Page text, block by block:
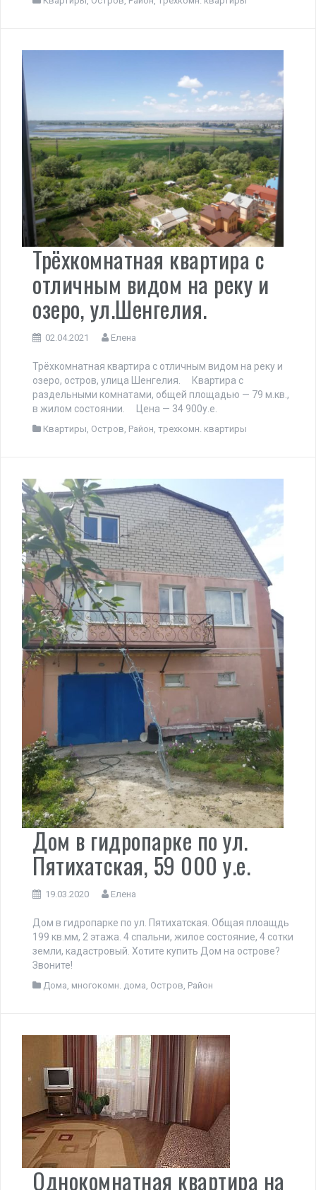
Трёхкомнатная квартира с
отличным видом на реку и
озеро, ул.Шенгелия.
02.04.2021 Елена
Трёхкомнатная квартира с отличным видом на реку и
озеро, остров, улица Шенгелия. ⠀ Квартира с
раздельными комнатами, общей площадью — 79 м.кв.,
в жилом состоянии. ⠀ Цена — 34 900у.е.
Квартиры, Остров, Район, трехкомн. квартиры
Дом в гидропарке по ул.
Пятихатская, 59 000 у.е.
19.03.2020 Елена
Дом в гидропарке по ул. Пятихатская. Общая плоащдь
199 кв.мм, 2 этажа. 4 спальни, жилое состояние, 4 сотки
земли, кадастровый. Хотите купить Дом на острове?
Звоните!
Дома, многокомн. дома, Остров, Район
Однокомнатная квартира на